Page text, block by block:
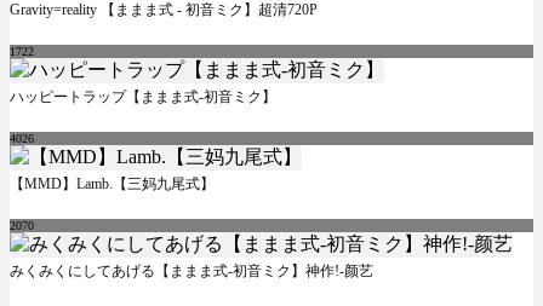
Gravity=reality 【ままま式 - 初音ミク】超清720P
1722
ハッピートラップ【ままま式-初音ミク】
4026
【MMD】Lamb.【三妈九尾式】
2070
みくみくにしてあげる【ままま式-初音ミク】神作!-颜艺